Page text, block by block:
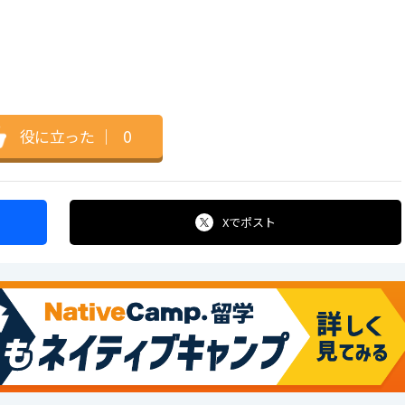
役に立った ｜ 0
Xでポスト